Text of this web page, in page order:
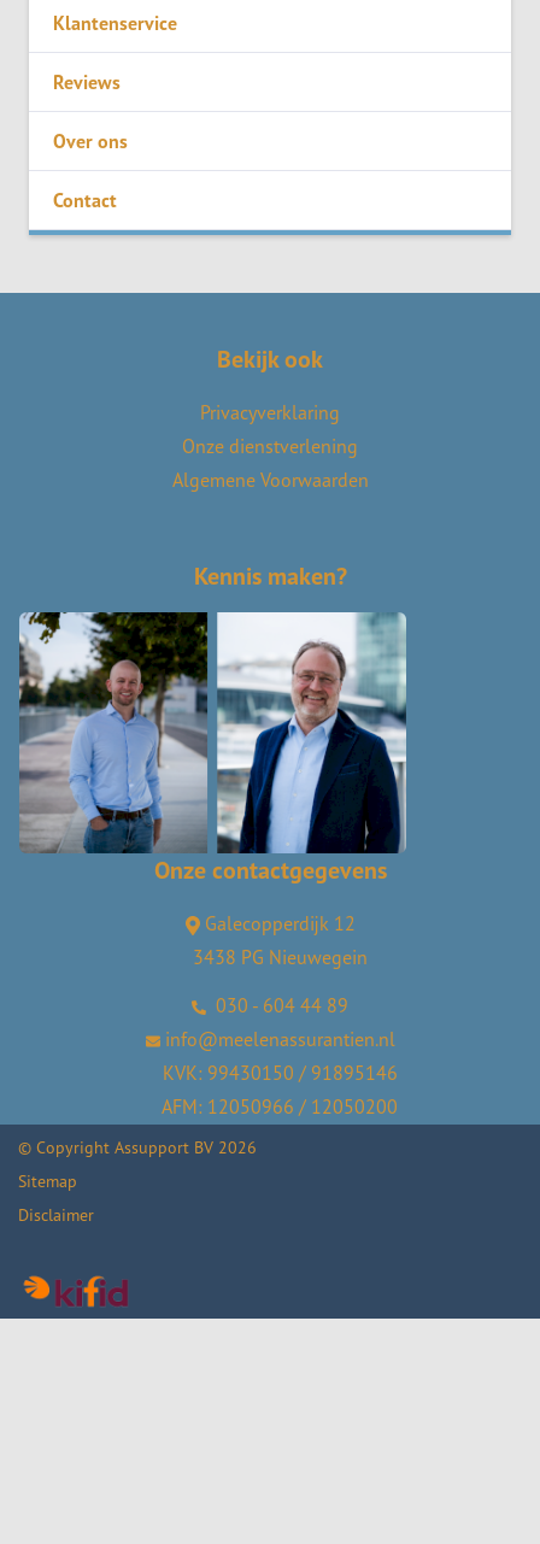
Klantenservice
Reviews
Over ons
Contact
Bekijk ook
Privacyverklaring
Onze dienstverlening
Algemene Voorwaarden
Kennis maken?
Onze contactgegevens
Galecopperdijk 12
3438 PG Nieuwegein
030 - 604 44 89
info@meelenassurantien.nl
KVK: 99430150 / 91895146
AFM: 12050966 / 12050200
© Copyright Assupport BV 2026
Sitemap
Disclaimer